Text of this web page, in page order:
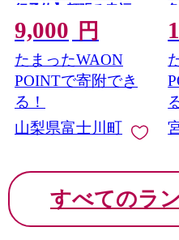
行予約】頬張る幸福
感 〜緑の宝石・ シ
ャインマスカット 〜
１ｋｇ以上（２〜３
房） フルーツ 山梨県
産 果物 くだもの シャ
イン マスカット ぶど
う ブドウ 葡萄 大粒 種
9000円 九千円
9,000 円
たまったWAON
POINTで寄附でき
る！
山梨県富士川町
すべてのラ